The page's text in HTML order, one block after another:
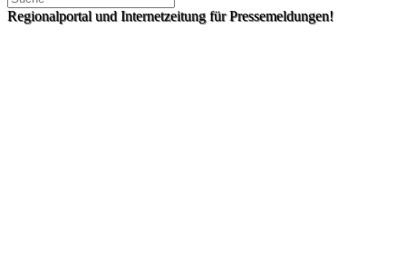
Regionalportal und Internetzeitung für Pressemeldungen!